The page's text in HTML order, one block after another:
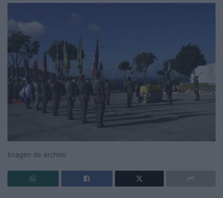
Imagen de archivo